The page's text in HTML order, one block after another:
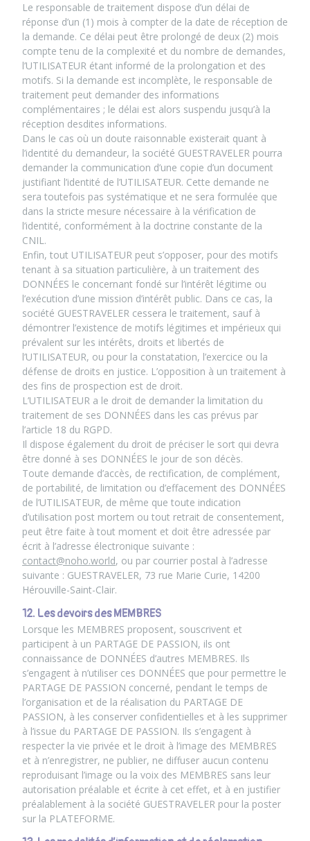
Le responsable de traitement dispose d’un délai de
réponse d’un (1) mois à compter de la date de réception de
la demande. Ce délai peut être prolongé de deux (2) mois
compte tenu de la complexité et du nombre de demandes,
l’UTILISATEUR étant informé de la prolongation et des
motifs. Si la demande est incomplète, le responsable de
traitement peut demander des informations
complémentaires ; le délai est alors suspendu jusqu’à la
réception desdites informations.
Dans le cas où un doute raisonnable existerait quant à
l’identité du demandeur, la société GUESTRAVELER pourra
demander la communication d’une copie d’un document
justifiant l’identité de l’UTILISATEUR. Cette demande ne
sera toutefois pas systématique et ne sera formulée que
dans la stricte mesure nécessaire à la vérification de
l’identité, conformément à la doctrine constante de la
CNIL.
Enfin, tout UTILISATEUR peut s’opposer, pour des motifs
tenant à sa situation particulière, à un traitement des
DONNÉES le concernant fondé sur l’intérêt légitime ou
l’exécution d’une mission d’intérêt public. Dans ce cas, la
société GUESTRAVELER cessera le traitement, sauf à
démontrer l’existence de motifs légitimes et impérieux qui
prévalent sur les intérêts, droits et libertés de
l’UTILISATEUR, ou pour la constatation, l’exercice ou la
défense de droits en justice. L’opposition à un traitement à
des fins de prospection est de droit.
L’UTILISATEUR a le droit de demander la limitation du
traitement de ses DONNÉES dans les cas prévus par
l’article 18 du RGPD.
Il dispose également du droit de préciser le sort qui devra
être donné à ses DONNÉES le jour de son décès.
Toute demande d’accès, de rectification, de complément,
de portabilité, de limitation ou d’effacement des DONNÉES
de l’UTILISATEUR, de même que toute indication
d’utilisation post mortem ou tout retrait de consentement,
peut être faite à tout moment et doit être adressée par
écrit à l’adresse électronique suivante :
contact@noho.world, ou par courrier postal à l’adresse
suivante : GUESTRAVELER, 73 rue Marie Curie, 14200
Hérouville-Saint-Clair.
12. Les devoirs des MEMBRES
Lorsque les MEMBRES proposent, souscrivent et
participent à un PARTAGE DE PASSION, ils ont
connaissance de DONNÉES d’autres MEMBRES. Ils
s’engagent à n’utiliser ces DONNÉES que pour permettre le
PARTAGE DE PASSION concerné, pendant le temps de
l’organisation et de la réalisation du PARTAGE DE
PASSION, à les conserver confidentielles et à les supprimer
à l’issue du PARTAGE DE PASSION. Ils s’engagent à
respecter la vie privée et le droit à l’image des MEMBRES
et à n’enregistrer, ne publier, ne diffuser aucun contenu
reproduisant l’image ou la voix des MEMBRES sans leur
autorisation préalable et écrite à cet effet, et à en justifier
préalablement à la société GUESTRAVELER pour la poster
sur la PLATEFORME.